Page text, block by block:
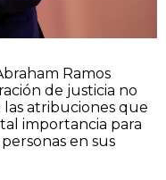
Ramos
de justicia no
las atribuciones que
importancia para
en sus